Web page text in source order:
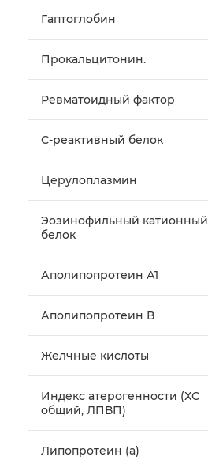
Гаптоглобин
Прокальцитонин.
Ревматоидный фактор
С-реактивный белок
Церулоплазмин
Эозинофильный катионный
белок
Аполипопротеин А1
Аполипопротеин В
Желчные кислоты
Индекс атерогенности (ХС
общий, ЛПВП)
Липопротеин (а)